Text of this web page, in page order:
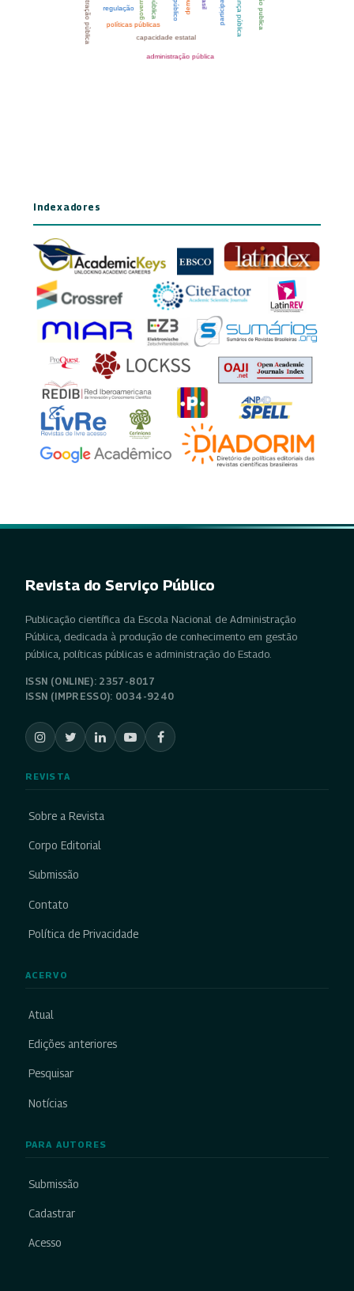
Indexadores
Revista do Serviço Público
Publicação científica da Escola Nacional de Administração
Pública, dedicada à produção de conhecimento em gestão
pública, políticas públicas e administração do Estado.
ISSN (ONLINE): 2357-8017
ISSN (IMPRESSO): 0034-9240
REVISTA
Sobre a Revista
Corpo Editorial
Submissão
Contato
Política de Privacidade
ACERVO
Atual
Edições anteriores
Pesquisar
Notícias
PARA AUTORES
Submissão
Cadastrar
Acesso